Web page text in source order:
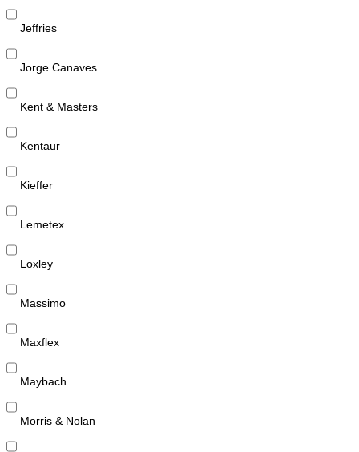
Jeffries
Jorge Canaves
Kent & Masters
Kentaur
Kieffer
Lemetex
Loxley
Massimo
Maxflex
Maybach
Morris & Nolan